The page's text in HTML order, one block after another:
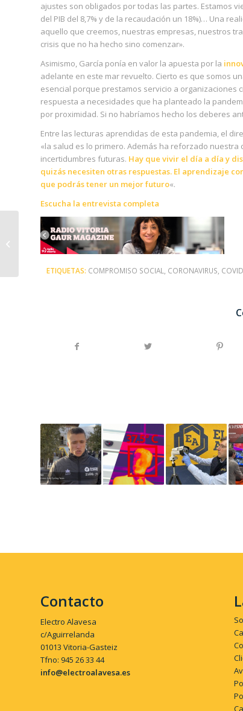
ajustes son obligados por todas las partes. Estamos
del PIB del 8,7% y de la recaudación un 18%)… Una
aquello que creemos, nuestras empresas, nuestros
crisis que no ha hecho sino comenzar».
Asimismo, García ponía en valor la apuesta por la
adelante en este mar revuelto. Cierto es que somos
esencial porque prestamos servicio a organizaciones
respuesta a necesidades que ha planteado la
por proximidad. Si no habríamos hecho los deberes
Entre las lecturas aprendidas de esta pandemia, el
«la salud es lo primero. Además ha reforzado
incertidumbres futuras. Hay que vivir el día a día y
quizás necesiten otras respuestas. El aprendizaje
que podrás tener un mejor futuro«.
Escucha la entrevista completa
ETIQUETAS: COMPROMISO SOCIAL CORONAVIRUS
Contacto
Electro Alavesa
c/Aguirrelanda
01013 Vitoria-Gasteiz
Tfno: 945 26 33 44
info@electroalavesa.es
“Las cámaras
termográficas son una
medida preventiva”